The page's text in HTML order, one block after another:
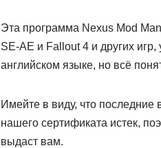
Эта программа Nexus Mod
SE-AE и Fallout 4 и других
английском языке, но всё
Имейте в виду, что последние
нашего сертификата истек,
выдаст вам.